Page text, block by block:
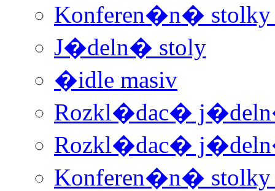
Konferen�n� stolky
J�deln� stoly
�idle masiv
Rozkl�dac�
Rozkl�dac�
Konferen�n� stolky